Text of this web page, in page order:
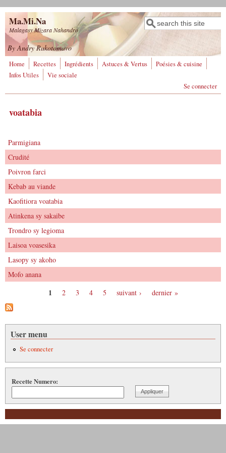
Aller au contenu principal
Ma.Mi.Na
Malagasy Mizara Nahandro
Formulaire de
recherche
Rechercher
By Andry Rakotomavo
Home Recettes Ingrédients Astuces & Vertus
Poésies & cuisine
Infos Utiles
Vie sociale
Se connecter
voatabia
Parmigiana
Crudité
Poivron farci
Kebab au viande
Kaofitiora voatabia
Atinkena sy sakaibe
Trondro sy legioma
Laisoa voasesika
Lasopy sy akoho
Mofo anana
1 2 3 4 5 suivant › dernier »
User menu
Se connecter
Recette Numero: